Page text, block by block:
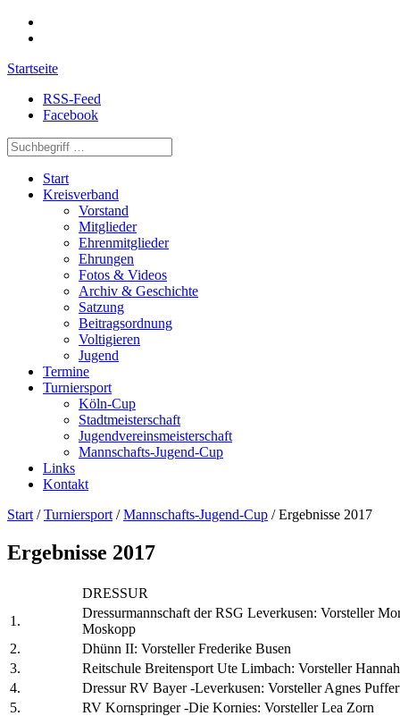
Startseite
RSS-Feed
Facebook
Start
Kreisverband
Vorstand
Mitglieder
Ehrenmitglieder
Ehrungen
Fotos & Videos
Archiv & Geschichte
Satzung
Beitragsordnung
Voltigieren
Jugend
Termine
Turniersport
Köln-Cup
Stadtmeisterschaft
Jugendvereinsmeisterschaft
Mannschafts-Jugend-Cup
Links
Kontakt
Start /Turniersport /Mannschafts-Jugend-Cup /Ergebnisse 2017
Ergebnisse 2017
DRESSUR
1.
Dressurmannschaft der RSG Leverkusen: Vorsteller
Moskopp
2.
Dhünn II: Vorsteller Frederike Busen
3.
Reitschule Breitensport Ute Limbach: Vorsteller
4.
Dressur RV Bayer -Leverkusen: Vorsteller Agnes
5.
RV Kornspringer -Die Kornies: Vorsteller Lea Zorn